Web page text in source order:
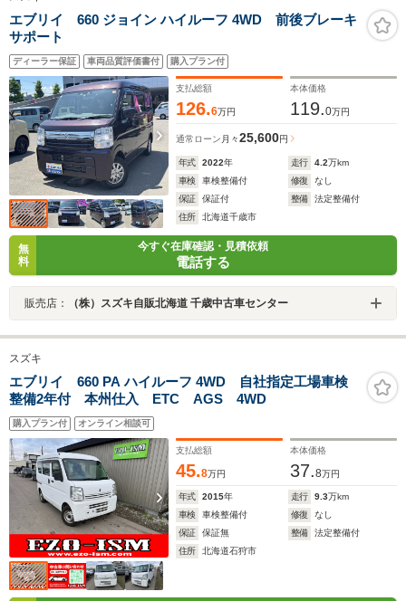
エブリイ 660 ジョイン ハイルーフ 4WD 前後ブレーキ
サポート
ディーラー保証 車両品質評価書付 購入プラン付
支払総額
126.6万円
本体価格
119.0万円
通常ローン 月々25,600円
年式 2022年 走行 4.2万km
車検
車検整備付 修復
なし
保証
保証付 整備
法定整備付
住所
北海道千歳市
無
料
今すぐ在庫確認・見積依頼
電話する
販売店： （株）スズキ自販北海道 千歳中古車センター
スズキ
エブリイ 660 PA ハイルーフ 4WD 自社指定工場車検
整備2年付 本州仕入 ETC AGS 4WD
購入プラン付 オンライン相談可
支払総額
45.8万円
本体価格
37.8万円
年式 2015年 走行 9.3万km
車検
車検整備付 修復
なし
保証
保証無 整備
法定整備付
住所
北海道石狩市